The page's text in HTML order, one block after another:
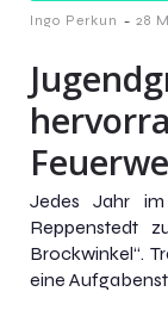
Ingo Perkun - 28
Jedes Jahr
Reppenstedt
Brockwinkel“.
eine